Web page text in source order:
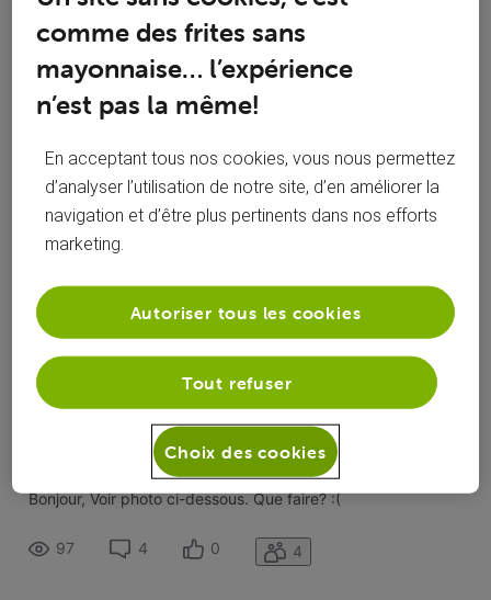
Toutesles
activités
Buuminh a commenté sur la publication de
B
Votre connexion n'est pas privée (Google
Chrome)
Bonjour, Voir photo ci-dessous. Que faire? :(
B
Je précise que c’est en voulant me connecter
au site Voo TV Plus.
Buuminh a suivi la publication de
Votre connexion n'est pas privée (Google
Chrome)
Bonjour, Voir photo ci-dessous. Que faire? :(
97 4 0 4
comme des frites sans
mayonnaise… l’expérience
n’est pas la même!
En acceptant tous nos cookies, vous nous permettez
d’analyser l’utilisation de notre site, d’en améliorer la
navigation et d’être plus pertinents dans nos efforts
marketing.
Tout refuser
Autoriser tous les cookies
Choix des cookies